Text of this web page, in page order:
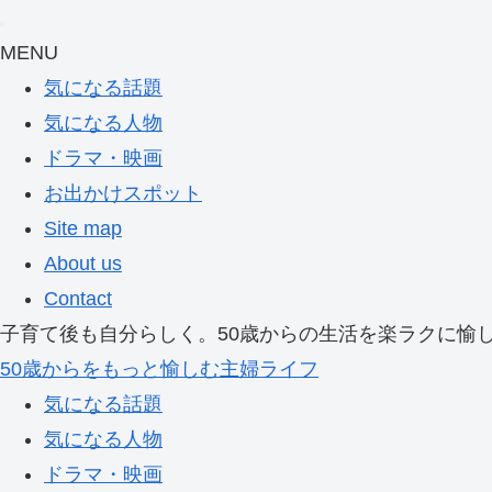
MENU
気になる話題
気になる人物
ドラマ・映画
お出かけスポット
Site map
About us
Contact
子育て後も自分らしく。50歳からの生活を楽ラクに愉
50歳からをもっと愉しむ主婦ライフ
気になる話題
気になる人物
ドラマ・映画